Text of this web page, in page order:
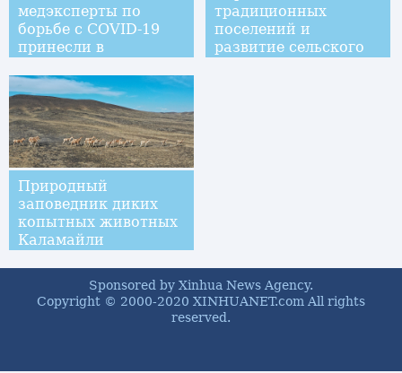
медэксперты по
борьбе с COVID-19
принесли в
Гвинею "свет
надежды"
традиционных
поселений и
развитие сельского
Природный
заповедник диких
копытных животных
Каламайли
Sponsored by Xinhua News Agency.
Copyright © 2000-2020 XINHUANET.com All rights
reserved.